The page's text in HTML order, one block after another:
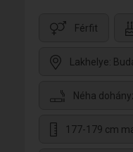
Férfit
Lakhelye:
Néha
177-179 cm